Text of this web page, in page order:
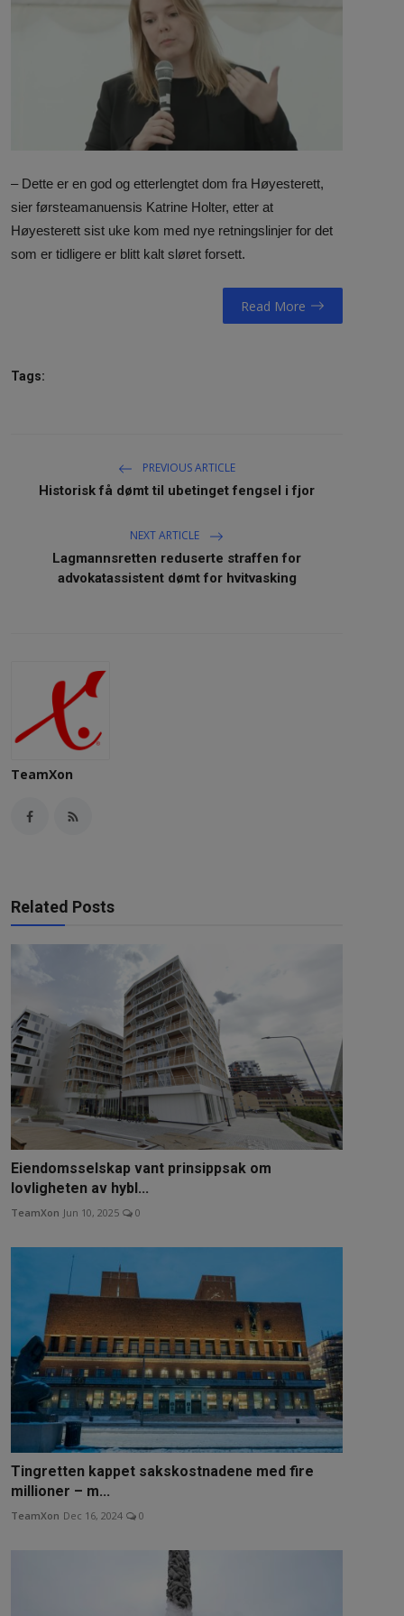
VIDEO / TV / DAB
IT/MEDIA
MIN HISTORIE
LINKS
– Dette er en god og etterlengtet dom fra Høyesterett,
sier førsteamanuensis Katrine Holter, etter at
Høyesterett sist uke kom med nye retningslinjer for det
som er tidligere er blitt kalt sløret forsett.
Read More
Tags:
PREVIOUS ARTICLE
Historisk få dømt til ubetinget fengsel i fjor
NEXT ARTICLE
Lagmannsretten reduserte straffen for
advokatassistent dømt for hvitvasking
TeamXon
Related Posts
Eiendomsselskap vant prinsippsak om
lovligheten av hybl...
TeamXon Jun 10, 2025 0
Tingretten kappet sakskostnadene med fire
millioner – m...
TeamXon Dec 16, 2024 0